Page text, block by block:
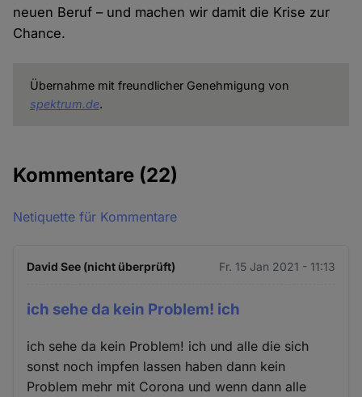
neuen Beruf – und machen wir damit die Krise zur
Chance.
Übernahme mit freundlicher Genehmigung von
spektrum.de.
Kommentare (22)
Netiquette für Kommentare
David See (nicht überprüft) Fr. 15 Jan 2021 - 11:13
ich sehe da kein Problem! ich
ich sehe da kein Problem! ich und alle die sich
sonst noch impfen lassen haben dann kein
Problem mehr mit Corona und wenn dann alle